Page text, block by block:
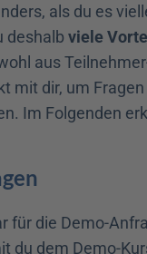
als du es
deshalb viele
aus
mit dir, um
Im Folgenden
für die Demo-
du dem Demo-